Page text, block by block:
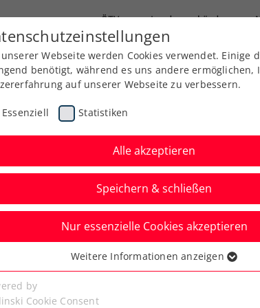
ÖTV Landesverbände
Ausbildung Services Über uns
Linz:
gegen
Webseite werden Cookies verwendet. Einige
benötigt, während es uns andere ermöglichen,
auf unserer Webseite zu verbessern.
Essenziell Statistiken
Alle akzeptieren
Speichern & schließen
Nur essenzielle Cookies akzeptieren
Cookies werden für grundlegende Funktionen
benötigt. Dadurch ist gewährleistet, dass die
Weitere Informationen anzeigen
by
Cookie Consent